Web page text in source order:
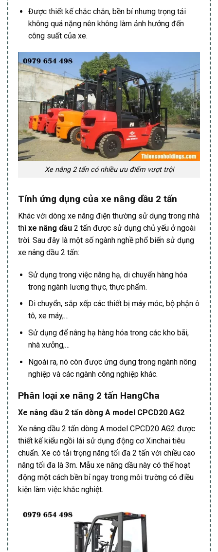
Được thiết kế chắc chắn, bền bỉ nhưng trọng tải
không quá nặng nên không làm ảnh hưởng đến
công suất của xe.
Xe nâng 2 tấn có nhiều ưu điểm vượt trội
Tính ứng dụng của xe nâng dầu 2 tấn
Khác với dòng xe nâng điện thường sử dụng trong nhà
thì xe nâng dầu 2 tấn được sử dụng chủ yếu ở ngoài
trời. Sau đây là một số ngành nghề phổ biến sử dụng
xe nâng dầu 2 tấn:
Sử dụng trong việc nâng hạ, di chuyển hàng hóa
trong ngành lương thực, thực phẩm.
Di chuyển, sắp xếp các thiết bị máy móc, bộ phận ô
tô, xe máy,…
Sử dụng để nâng hạ hàng hóa trong các kho bãi,
nhà xưởng,…
Ngoài ra, nó còn được ứng dụng trong ngành nông
nghiệp và các ngành công nghiệp khác.
Phân loại xe nâng 2 tấn HangCha
Xe nâng dầu 2 tấn dòng A model CPCD20 AG2
Xe nâng dầu 2 tấn dòng A model CPCD20 AG2 được
thiết kế kiểu ngồi lái sử dụng động cơ Xinchai tiêu
chuẩn. Xe có tải trọng nâng tối đa 2 tấn với chiều cao
nâng tối đa là 3m. Mẫu xe nâng dầu này có thể hoạt
động một cách bền bỉ ngay trong môi trường có điều
kiện làm việc khắc nghiệt.